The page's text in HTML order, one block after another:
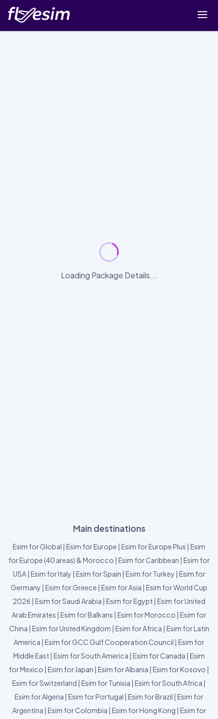
Loading Package Details...
Main destinations
Esim for Global | Esim for Europe | Esim for Europe Plus | Esim
for Europe (40 areas) & Morocco | Esim for Caribbean | Esim for
USA| Esim for Italy | Esim for Spain | Esim for Turkey | Esim for
Germany | Esim for Greece | Esim for Asia | Esim for World Cup
2026 | Esim for Saudi Arabia | Esim for Egypt | Esim for United
Arab Emirates | Esim for Balkans | Esim for Morocco | Esim for
China | Esim for United Kingdom | Esim for Africa | Esim for Latin
America | Esim for GCC Gulf Cooperation Council | Esim for
Middle East | Esim for South America | Esim for Canada | Esim
for Mexico | Esim for Japan | Esim for Albania | Esim for Kosovo |
Esim for Switzerland | Esim for Tunisia | Esim for South Africa |
Esim for Algeria | Esim for Portugal | Esim for Brazil | Esim for
Argentina | Esim for Colombia | Esim for Hong Kong | Esim for